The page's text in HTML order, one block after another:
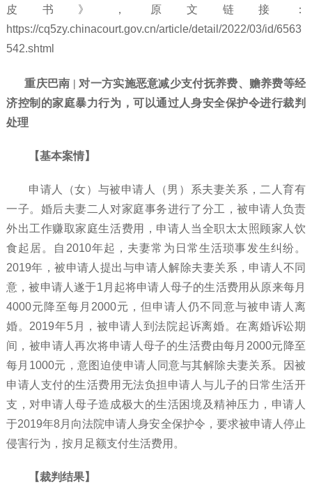
皮书》，原文链接：
https://cq5zy.chinacourt.gov.cn/article/detail/2022/03/id/6563
542.shtml
重庆巴南 | 对一方实施恶意减少支付抚养费、赡养费等经
济控制的家庭暴力行为，可以通过人身安全保护令进行裁判
处理
【基本案情】
申请人（女）与被申请人（男）系夫妻关系，二人育有
一子。婚后夫妻二人对家庭事务进行了分工，被申请人负责
外出工作赚取家庭生活费用，申请人当全职太太照顾家人饮
食起居。自 2010年起，夫妻常为日常生活琐事发生纠纷。
2019年，被申请人提出与申请人解除夫妻关系，申请人不同
意，被申请人遂于1月起将申请人母子的生活费用从原来每月
4000元降至每月2000元，但申请人仍不同意与被申请人离
婚。2019年5月，被申请人到法院起诉离婚。在离婚诉讼期
间，被申请人再次将申请人母子的生活费由每月2000元降至
每月1000元，意图迫使申请人同意与其解除夫妻关系。因被
申请人支付的生活费用无法负担申请人与儿子的日常生活开
支，对申请人母子造成极大的生活困境及精神压力，申请人
于2019年8月向法院申请人身安全保护令，要求被申请人停止
侵害行为，按月足额支付生活费用。
【裁判结果】